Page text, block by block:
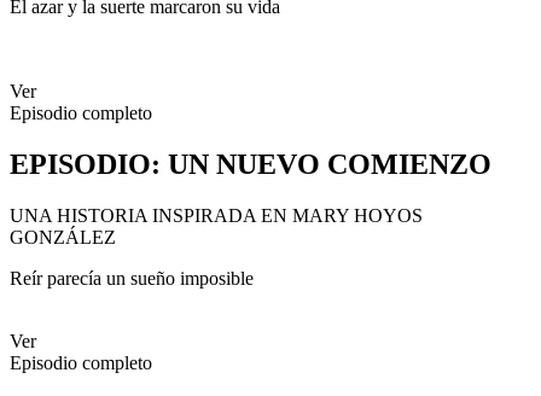
El azar y la suerte marcaron su vida
Ver
Episodio completo
EPISODIO: UN NUEVO COMIENZO
UNA HISTORIA INSPIRADA EN MARY HOYOS
GONZÁLEZ
Reír parecía un sueño imposible
Ver
Episodio completo